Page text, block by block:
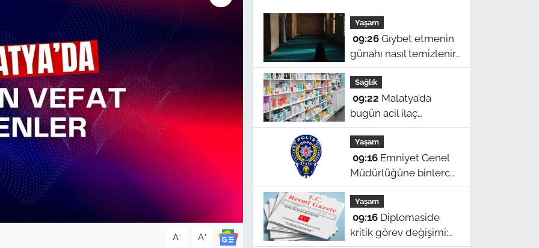
A- A+
Yaşam
09:26Gıybet etmenin
günahı nasıl temizlenir,
helalleşmek şart mı? 9
Ağustos Malatya ezan
vakitleri
Sağlık
09:22
bugün acil ilaç
nereden alınır? 9
Ağustos Pazar nöbetçi
eczaneler
Yaşam
09:16Emniyet Genel
Müdürlüğüne binlerce
yeni kadro!
Cumhurbaşkanlığı
Kararı Resmi Gazete’de
Yaşam
09:16Diplomaside
kritik görev değişimi: